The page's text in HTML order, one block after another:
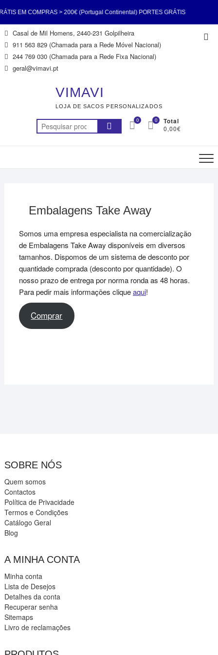
EM COMPRAS > 200€ (Portugal Continental) PORTES GRÁTIS
> 200€ (Portugal Continental) PORTES GRÁTIS EM COMPRAS >
Continental) PORTES GRÁTIS EM COMPRAS > 200€ (Portugal
EM COMPRAS > 200€ (Portugal Continental) PORTES GRÁTIS
> 200€ (Portugal Continental) PORTES GRÁTIS EM COMPRAS >
Skip
to
content
Casal de Mil Homens, 2440-231 Golpilheira
911 563 829 (Chamada para a Rede Móvel Nacional)
244 769 030 (Chamada para a Rede Fixa Nacional)
geral@vimavi.pt
VIMAVI
LOJA DE SACOS PERSONALIZADOS
Pesquisar
por:
0 Total
0,00€
0
Embalagens Take Away
Somos uma empresa especialista na comercialização
de Embalagens Take Away disponíveis em diversos
tamanhos. Dispomos de um sistema de desconto por
quantidade comprada (desconto por quantidade). O
nosso prazo de entrega por norma ronda as 48 horas.
Para pedir mais informações cliqueaqui!
Comprar
SOBRE NÓS
Quem somos
Contactos
Política de Privacidade
Termos e Condições
Catálogo Geral
Blog
A MINHA CONTA
Minha conta
Lista de Desejos
Detalhes da conta
Recuperar senha
Sitemaps
Livro de reclamações